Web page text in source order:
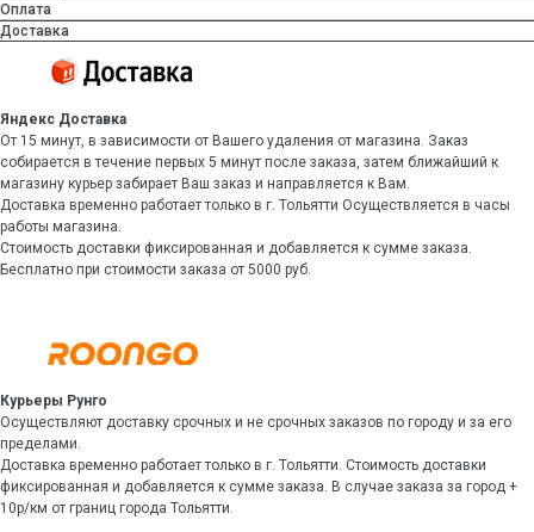
Оплата
Доставка
Яндекс Доставка
От 15 минут, в зависимости от Вашего удаления от магазина. Заказ
собирается в течение первых 5 минут после заказа, затем ближайший к
магазину курьер забирает Ваш заказ и направляется к Вам.
Доставка временно работает только в г. Тольятти Осуществляется в часы
работы магазина.
Стоимость доставки фиксированная и добавляется к сумме заказа.
Бесплатно при стоимости заказа от 5000 руб.
Курьеры Рунго
Осуществляют доставку срочных и не срочных заказов по городу и за его
пределами.
Доставка временно работает только в г. Тольятти. Стоимость доставки
фиксированная и добавляется к сумме заказа. В случае заказа за город +
10р/км от границ города Тольятти.